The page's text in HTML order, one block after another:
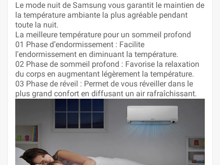
Le mode nuit de Samsung vous garantit le maintien de
la température ambiante la plus agréable pendant
toute la nuit.
La meilleure température pour un sommeil profond
01 Phase d’endormissement : Facilite
l'endormissement en diminuant la température.
02 Phase de sommeil profond : Favorise la relaxation
du corps en augmentant légèrement la température.
03 Phase de réveil : Permet de vous réveiller dans le
plus grand confort en diffusant un air rafraîchissant.